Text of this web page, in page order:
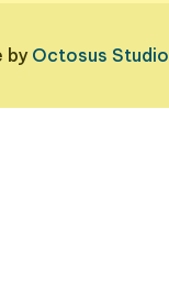
byOctosus Studio